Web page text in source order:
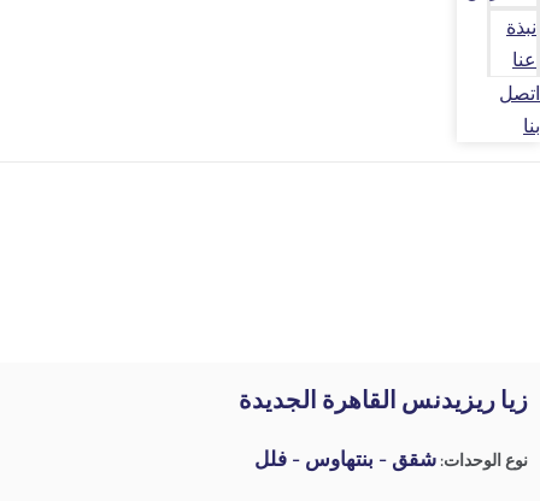
نبذة
عنا
اتصل
بنا
زيا ريزيدنس القاهرة الجديدة
نوع الوحدات:شقق - بنتهاوس - فلل